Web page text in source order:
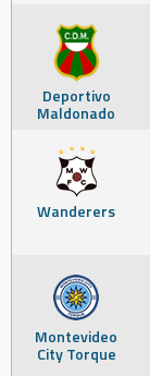
Deportivo
Maldonado
Wanderers
Montevideo
City Torque